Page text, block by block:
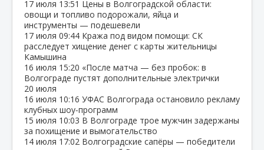
17 июля 13:51 Цены в Волгоградской области:
овощи и топливо подорожали, яйца и
инструменты — подешевели
17 июля 09:44 Кража под видом помощи: СК
расследует хищение денег с карты жительницы
Камышина
16 июля 15:20 «После матча — без пробок: в
Волгограде пустят дополнительные электрички
20 июля
16 июля 10:16 УФАС Волгограда остановило рекламу
клубных шоу‑программ
15 июля 10:03 В Волгограде трое мужчин задержаны
за похищение и вымогательство
14 июля 17:02 Волгоградские сапёры — победители